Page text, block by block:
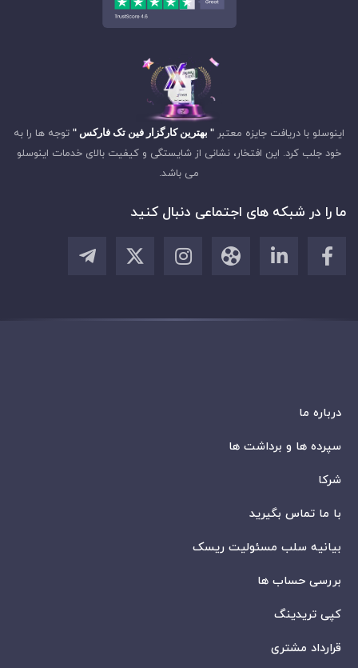
اینوسلو با دریافت جایزه معتبر " بهترین کارگزار فین تک فارکس " توجه ها را به
خود جلب کرد. این افتخار، نشانی از شایستگی و کیفیت بالای خدمات اینوسلو
می باشد.
ما را در شبکه های اجتماعی دنبال کنید
درباره ما
سپرده ها و برداشت ها
شرکا
با ما تماس بگیرید
بیانیه سلب مسئولیت ریسک
بررسی حساب ها
کپی تریدینگ
قرارداد مشتری